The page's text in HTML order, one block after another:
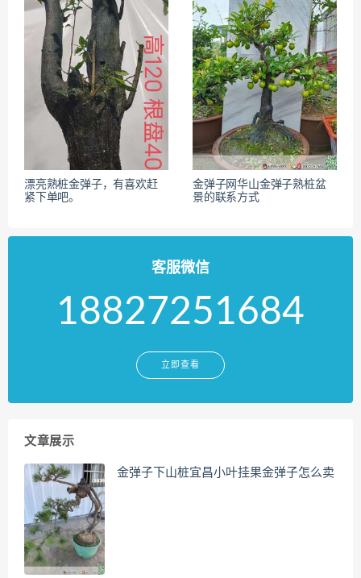
漂亮熟桩金弹子，有喜欢赶
紧下单吧。
金弹子网华山金弹子熟桩盆
景的联系方式
客服微信
18827251684
立即查看
文章展示
金弹子下山桩宜昌小叶挂果金弹子怎么卖